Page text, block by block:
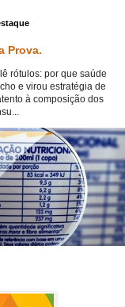
Prova.
rótulos: por que saúde
e virou estratégia de
à composição dos